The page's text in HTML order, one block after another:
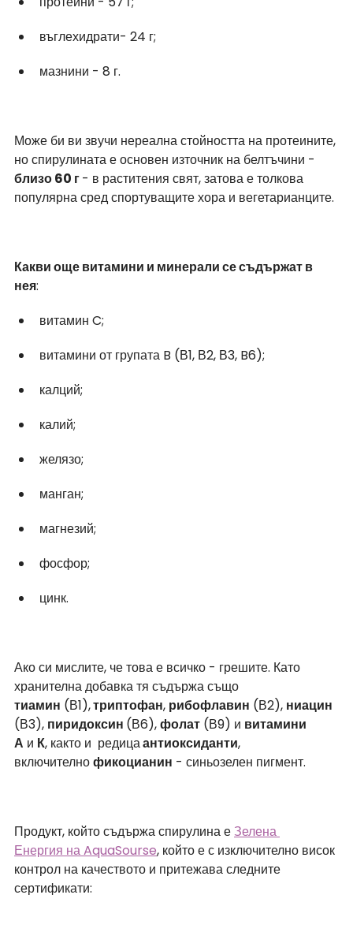
въглехидрати- 24 г;
мазнини - 8 г.
Може би ви звучи нереална стойността на протеините,
но спирулината е основен източник на белтъчини -
близо 60 г - в раститения свят, затова е толкова
популярна сред спортуващите хора и вегетарианците.
Какви още витамини и минерали се съдържат в
нея:
витамин C;
витамини от групата B (В1, В2, В3, B6);
калций;
калий;
желязо;
манган;
магнезий;
фосфор;
цинк.
Ако си мислите, че това е всичко - грешите. Като
хранителна добавка тя съдържа също
тиамин (В1), триптофан, рибофлавин (В2), ниацин
(В3), пиридоксин (В6), фолат (В9) и витамини
А и К, както и  редица антиоксиданти,
включително фикоцианин - синьозелен пигмент.
Продукт, който съдържа спирулина е Зелена
Енергия на AquaSourse, който е с изключително висок
контрол на качеството и притежава следните
сертификати: